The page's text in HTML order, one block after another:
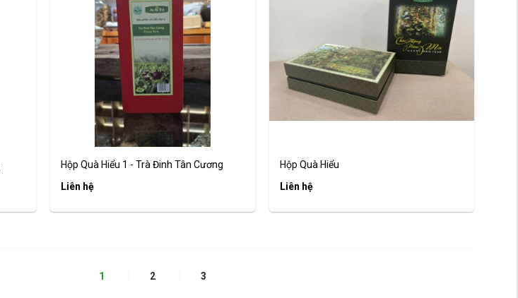
Hộp Quà Hiểu 1 - Trà Đinh Tân Cương
Liên hệ
Hộp Quà Hiểu
Liên hệ
1 2 3